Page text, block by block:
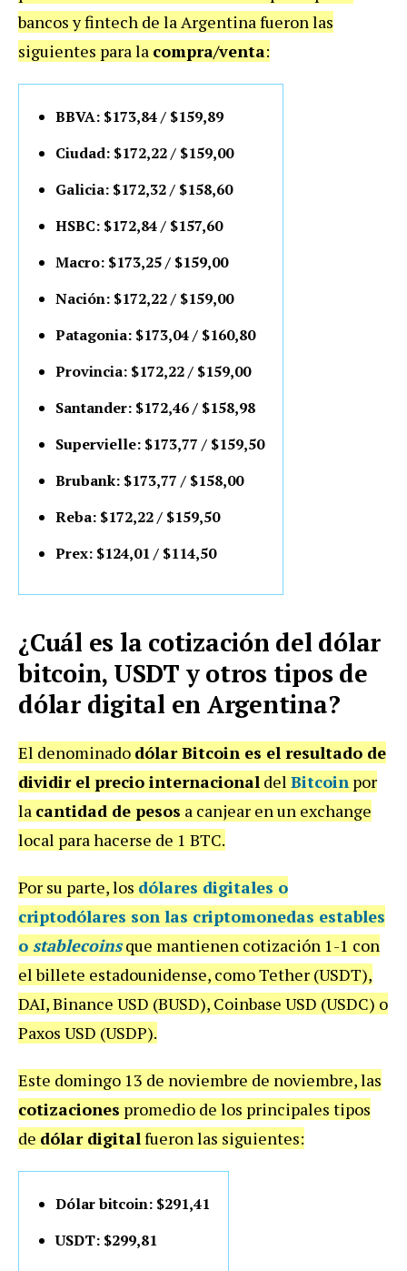
bancos y fintech de la Argentina fueron las
siguientes para la compra/venta:
BBVA: $173,84 / $159,89
Ciudad: $172,22 / $159,00
Galicia: $172,32 / $158,60
HSBC: $172,84 / $157,60
Macro: $173,25 / $159,00
Nación: $172,22 / $159,00
Patagonia: $173,04 / $160,80
Provincia: $172,22 / $159,00
Santander: $172,46 / $158,98
Supervielle: $173,77 / $159,50
Brubank: $173,77 / $158,00
Reba: $172,22 / $159,50
Prex: $124,01 / $114,50
¿Cuál es la cotización del dólar
bitcoin, USDT y otros tipos de
dólar digital en Argentina?
El denominado dólar Bitcoin es el resultado de
dividir el precio internacional del Bitcoin por
la cantidad de pesos a canjear en un exchange
local para hacerse de 1 BTC.
Por su parte, los dólares digitales o
criptodólares son las criptomonedas estables
o stablecoinsque mantienen cotización 1-1 con
el billete estadounidense, como Tether (USDT),
DAI, Binance USD (BUSD), Coinbase USD (USDC) o
Paxos USD (USDP).
Este domingo 13 de noviembre de noviembre, las
cotizaciones promedio de los principales tipos
de dólar digitalfueron las siguientes:
Dólar bitcoin: $291,41
USDT: $299,81